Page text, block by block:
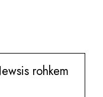
rohkem